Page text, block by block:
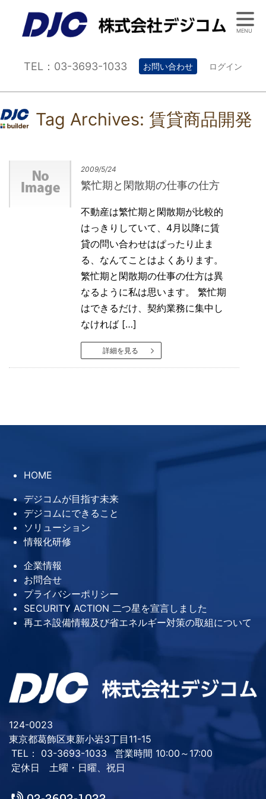
TEL：03-3693-1033 お問い合わせ ログイン
Tag Archives: 賃貸商品開発
2009/5/24
繁忙期と閑散期の仕事の仕方
不動産は繁忙期と閑散期が比較的
はっきりしていて、4月以降に賃
貸の問い合わせはぱったり止ま
る、なんてことはよくあります。
繁忙期と閑散期の仕事の仕方は異
なるように私は思います。 繁忙期
はできるだけ、契約業務に集中し
なければ […]
詳細を見る
MENU
HOME
デジコムが目指す未来
デジコムにできること
ソリューション
情報化研修
企業情報
お問合せ
プライバシーポリシー
SECURITY ACTION 二つ星を宣言しました
再エネ設備情報及び省エネルギー対策の取組について
124-0023
東京都葛飾区東新小岩3丁目11-15
TEL： 03-3693-1033
営業時間 10:00～17:00
定休日 土曜・日曜、祝日